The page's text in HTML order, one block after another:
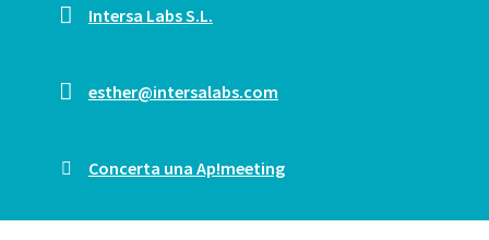
Intersa Labs S.L.
esther@intersalabs.com
Concerta una Ap!meeting